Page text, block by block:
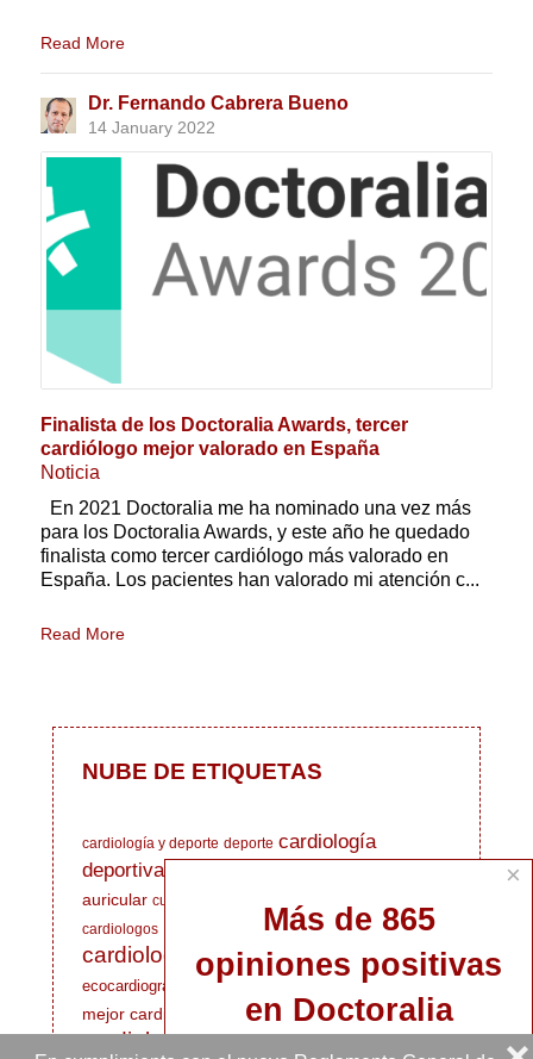
Read More
Dr. Fernando Cabrera Bueno
14 January 2022
Finalista de los Doctoralia Awards, tercer
cardiólogo mejor valorado en España
Noticia
En 2021 Doctoralia me ha nominado una vez más
para los Doctoralia Awards, y este año he quedado
finalista como tercer cardiólogo más valorado en
España. Los pacientes han valorado mi atención c...
Read More
NUBE DE ETIQUETAS
cardiología y deporte deporte cardiología
deportiva
auricular curso gratuito
cardiologos
Hospital Clínico Virgen de la Victoria
cardiología síndrome Ehlers Danlos
ecocardiografía diabetes
Nominación nacional
mejor cardiólogo
cardiólogo deportivo
cardiologia
×
Más de 865
opiniones positivas
en Doctoralia